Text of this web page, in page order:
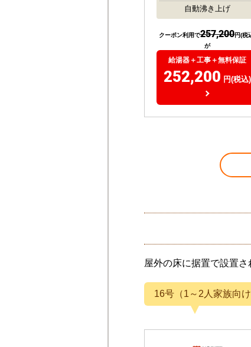
24号都市ガス
ボイスリモコン付属
エコジョーズ
自動たし湯
自動沸き上げ
252,200 円(税込)